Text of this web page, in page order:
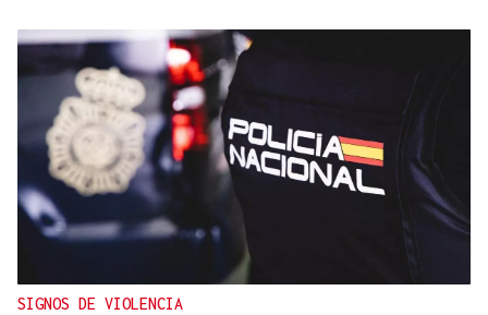
SIGNOS DE VIOLENCIA